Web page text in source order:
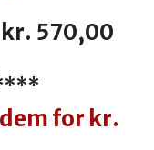
570,00
for kr.